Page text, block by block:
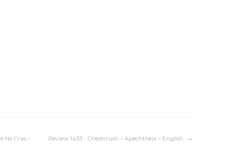
Ne Cras –
Review 1433 : Chestcrush – Apechtheia – English